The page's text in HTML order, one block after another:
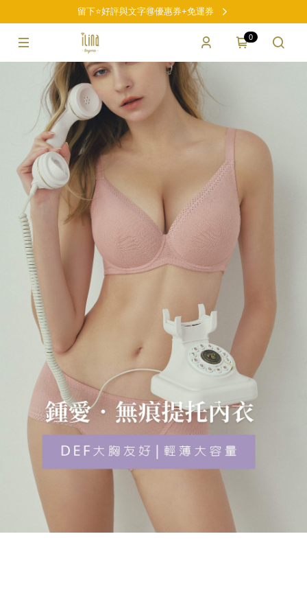
留下⭐好評與文字🉐優惠券+免運券
0